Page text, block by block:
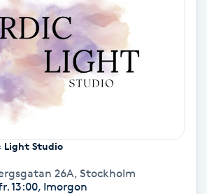
Light Studio
26A, Stockholm
13:00, Imorgon